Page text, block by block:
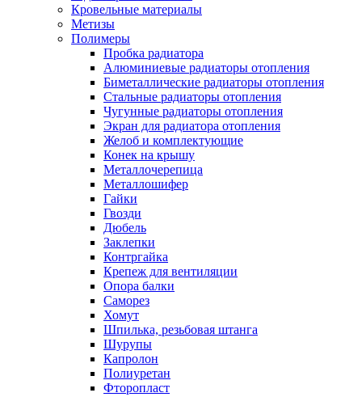
Кровельные материалы
Метизы
Полимеры
Пробка радиатора
Алюминиевые радиаторы отопления
Биметаллические радиаторы отопления
Стальные радиаторы отопления
Чугунные радиаторы отопления
Экран для радиатора отопления
Желоб и комплектующие
Конек на крышу
Металлочерепица
Металлошифер
Гайки
Гвозди
Дюбель
Заклепки
Контргайка
Крепеж для вентиляции
Опора балки
Саморез
Хомут
Шпилька, резьбовая штанга
Шурупы
Капролон
Полиуретан
Фторопласт